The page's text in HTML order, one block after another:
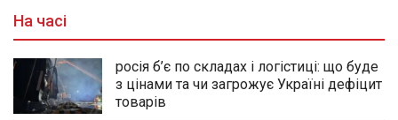
На часі
росія б’є по складах і логістиці: що буде
з цінами та чи загрожує Україні дефіцит
товарів